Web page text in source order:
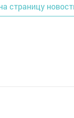
страницу